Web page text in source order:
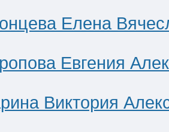
Елена
Евгения
Виктория